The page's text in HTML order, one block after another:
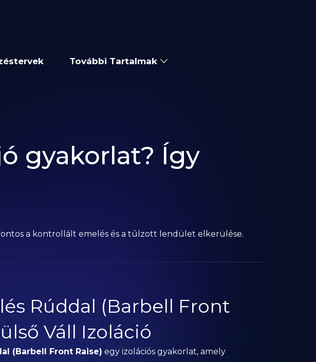
További Tartalmak
gyakorlat? Így
a kontrollált emelés és a túlzott lendület elkerülése.
Rúddal (Barbell Front
Váll Izoláció
(Barbell Front Raise) egy izolációs gyakorlat, amely